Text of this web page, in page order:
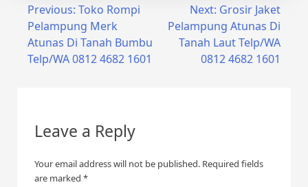
Post
navigation
Previous: Toko Rompi
Pelampung Merk
Atunas Di Tanah Bumbu
Telp/WA 0812 4682 1601
Next: Grosir Jaket
Pelampung Atunas Di
Tanah Laut Telp/WA
0812 4682 1601
Leave a Reply
Your email address will not be published. Required fields
are marked *